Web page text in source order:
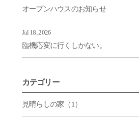
オープンハウスのお知らせ
Jul 18, 2026
臨機応変に行くしかない。
カテゴリー
見晴らしの家（1）